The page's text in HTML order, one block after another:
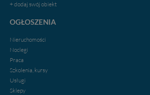
+ dodaj swój obiekt
OGŁOSZENIA
Nieruchomości
Noclegi
Praca
Szkolenia, kursy
Usługi
Sklepy